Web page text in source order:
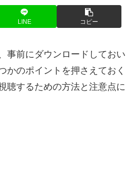
LINE コピー
事前にダウンロードしておい
かのポイントを押さえておく
聴するための方法と注意点に